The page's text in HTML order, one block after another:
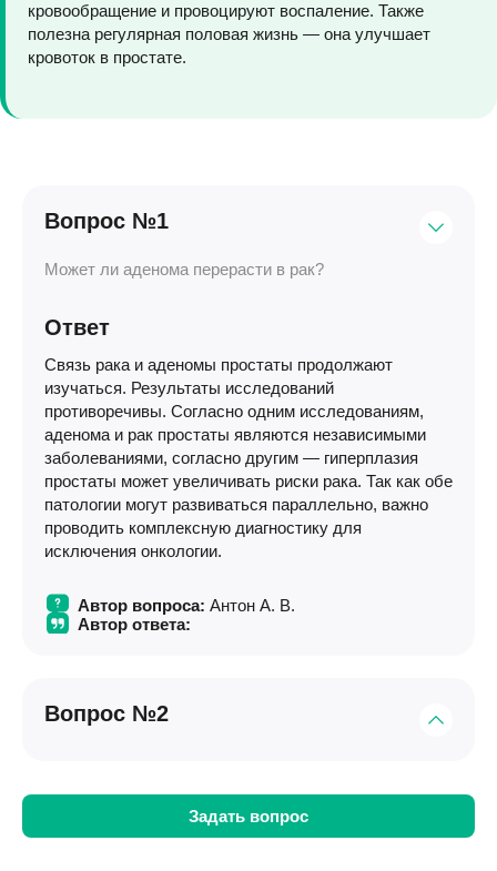
кровообращение и провоцируют воспаление. Также
полезна регулярная половая жизнь — она улучшает
кровоток в простате.
Вопрос №1
Может ли аденома перерасти в рак?
Ответ
Связь рака и аденомы простаты продолжают
изучаться. Результаты исследований
противоречивы. Согласно одним исследованиям,
аденома и рак простаты являются независимыми
заболеваниями, согласно другим — гиперплазия
простаты может увеличивать риски рака. Так как обе
патологии могут развиваться параллельно, важно
проводить комплексную диагностику для
исключения онкологии.
Автор вопроса: Антон А. В.
Автор ответа:
Вопрос №2
Автор вопроса: Михаил
Автор ответа:Задать вопрос